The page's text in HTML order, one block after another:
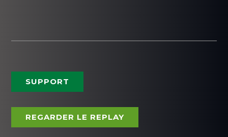
SUPPORT
REGARDER LE REPLAY